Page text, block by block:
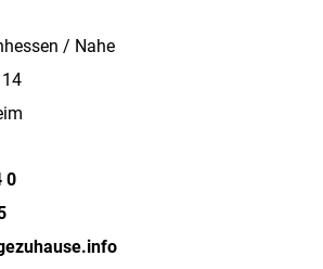
/ Nahe
0